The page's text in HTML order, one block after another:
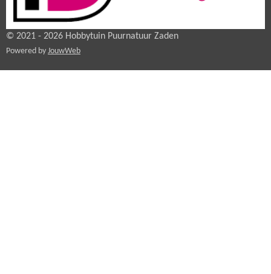
© 2021 - 2026 Hobbytuin Puurnatuur Zaden
Powered by JouwWeb